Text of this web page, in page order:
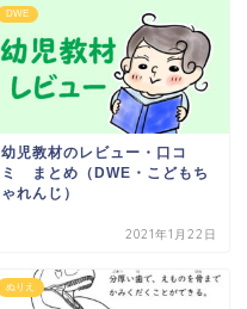
DWE
幼児教材のレビュー・口コ
ミ まとめ（DWE・こどもち
ゃれんじ）
2021年1月22日
ぬりえ